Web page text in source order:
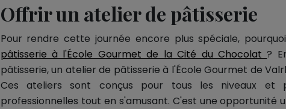
Offrir un atelier de pâtisserie
Pour rendre cette journée encore plus spéciale,
pâtisserie à l'École Gourmet de la Cité du Chocolat?
pâtisserie, un atelier de pâtisserie à l'École Gourmet de
Ces ateliers sont conçus pour tous les niveaux et
professionnelles tout en s'amusant. C'est une opportunité